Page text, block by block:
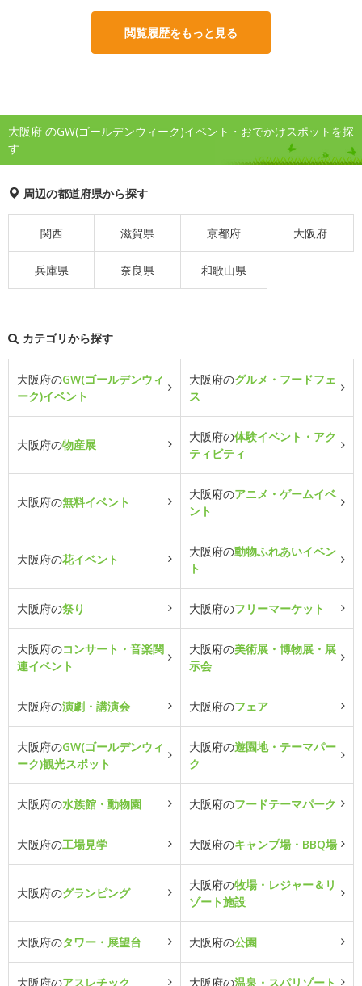
閲覧履歴をもっと見る
大阪府 のGW(ゴールデンウィーク)イベント・おでかけスポットを探
す
周辺の都道府県から探す
関西 滋賀県 京都府 大阪府
兵庫県 奈良県 和歌山県
カテゴリから探す
大阪府のGW(ゴールデンウィ
ーク)イベント
大阪府のグルメ・フードフェ
ス
大阪府の物産展
大阪府の体験イベント・アク
ティビティ
大阪府の無料イベント
大阪府のアニメ・ゲームイベ
ント
大阪府の花イベント
大阪府の動物ふれあいイベン
ト
大阪府の祭り 大阪府のフリーマーケット
大阪府のコンサート・音楽関
連イベント
大阪府の美術展・博物展・展
示会
大阪府の演劇・講演会 大阪府のフェア
大阪府のGW(ゴールデンウィ
ーク)観光スポット
大阪府の遊園地・テーマパー
ク
大阪府の水族館・動物園 大阪府のフードテーマパーク
大阪府の工場見学 大阪府のキャンプ場・BBQ場
大阪府のグランピング
大阪府の牧場・レジャー＆リ
ゾート施設
大阪府のタワー・展望台 大阪府の公園
大阪府のアスレチック 大阪府の温泉・スパリゾート